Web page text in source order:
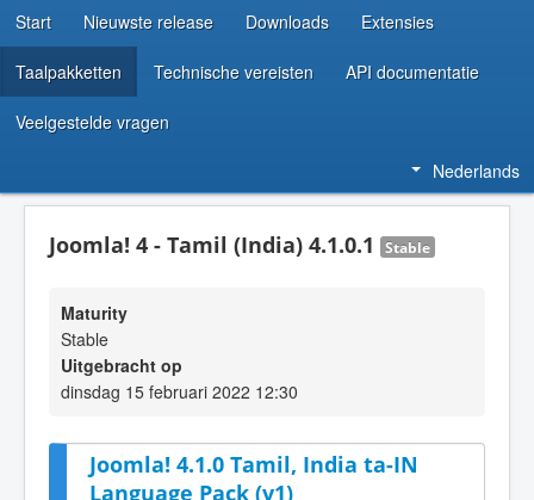
ONTWIKKELAARSBRONNEN
Start Nieuwste release Downloads Extensies
Taalpakketten Technische vereisten API documentatie
Veelgestelde vragen
Nederlands
Joomla! 4 - Tamil (India) 4.1.0.1 Stable
Maturity
Stable
Uitgebracht op
dinsdag 15 februari 2022 12:30
Joomla! 4.1.0 Tamil, India ta-IN
Language Pack (v1)